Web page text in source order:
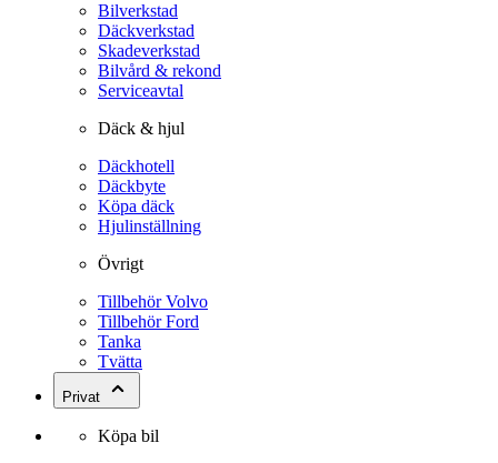
Bilverkstad
Däckverkstad
Skadeverkstad
Bilvård & rekond
Serviceavtal
Däck & hjul
Däckhotell
Däckbyte
Köpa däck
Hjulinställning
Övrigt
Tillbehör Volvo
Tillbehör Ford
Tanka
Tvätta
Privat
Köpa bil